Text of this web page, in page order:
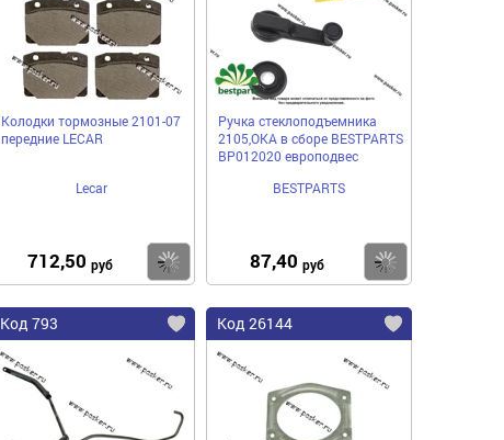
Купить
Колодки тормозные 2101-07
передние LECAR
Lecar
712,50 руб Купить
Ручка стеклоподъемника
2105,ОКА в сборе BESTPARTS
BP012020 европодвес
BESTPARTS
87,40 руб
Код 793 Код 26144